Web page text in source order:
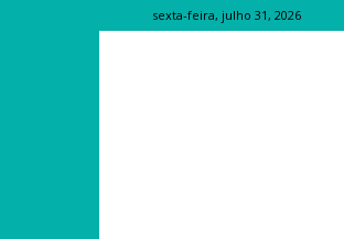
sexta-feira, julho 31, 2026